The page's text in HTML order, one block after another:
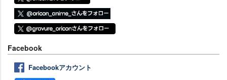
Facebook
Facebookアカウント